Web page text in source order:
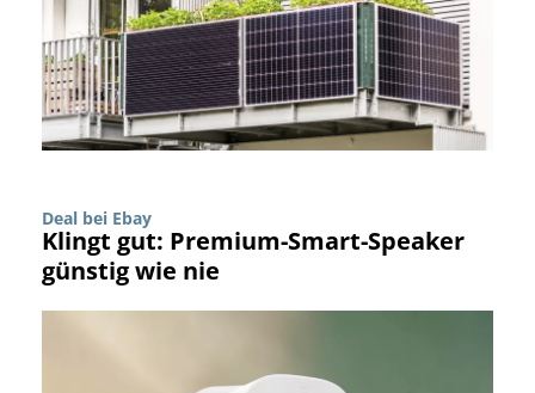
Deal bei Ebay
Klingt gut: Premium-Smart-Speaker
günstig wie nie